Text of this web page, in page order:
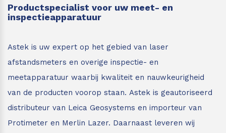
Productspecialist voor uw meet- en
inspectieapparatuur
Astek is uw expert op het gebied van laser
afstandsmeters en overige inspectie- en
meetapparatuur waarbij kwaliteit en nauwkeurigheid
van de producten voorop staan. Astek is geautoriseerd
distributeur van Leica Geosystems en importeur van
Protimeter en Merlin Lazer. Daarnaast leveren wij